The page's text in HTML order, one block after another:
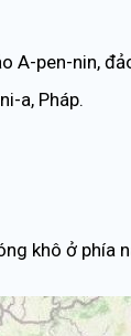
A-pen-nin,
a, Pháp.
khô ở phía